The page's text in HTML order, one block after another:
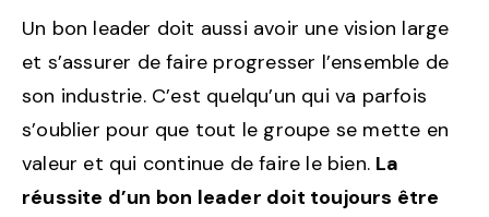
Un bon leader doit aussi avoir une vision large
et s’assurer de faire progresser l’ensemble de
son industrie. C’est quelqu’un qui va parfois
s’oublier pour que tout le groupe se mette en
valeur et qui continue de faire le bien. La
réussite d’un bon leader doit toujours être